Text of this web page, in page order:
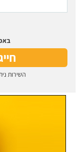
חייג: 077-
השירות